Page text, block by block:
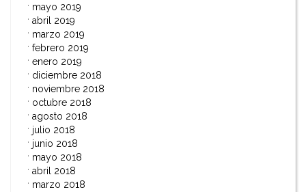
mayo 2019
abril 2019
marzo 2019
febrero 2019
enero 2019
diciembre 2018
noviembre 2018
octubre 2018
agosto 2018
julio 2018
junio 2018
mayo 2018
abril 2018
marzo 2018